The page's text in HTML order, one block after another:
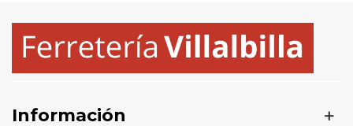
Información